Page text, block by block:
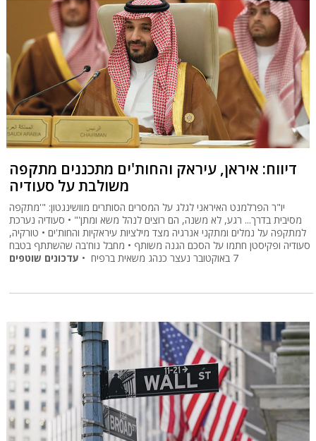
דיווח: איראן, עיראק והחות'ים מתכננים מתקפה
משולבת על סעודיה
יו"ר הפרלמנט האיראני לגלג על המסרים הסותרים מוושינגטון: "'מתקפה
מסיבית בדרך... רגע, לא משנה, הם רוצים לנהל משא ומתן'" • סעודיה נערכת
למתקפה על נמלים ומתקני אנרגיה מצד מילציות עיראקיות והחות'ים • טורקיה,
סעודיה ופקיסטן חתמו על הסכם הגנה משותף • מחבל נוח'בה שהשתתף בטבח
7 באוקטובר נעצר כנהג משאית ברפיח •
עדכונים שוטפים